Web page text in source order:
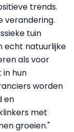
trends.
verandering.
tuin
echt natuurlijke
als voor
in hun
worden
en
met
groeien."